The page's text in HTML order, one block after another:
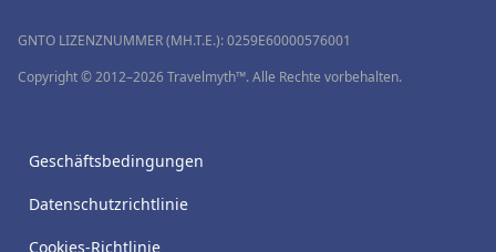
GNTO LIZENZNUMMER (MH.T.E.): 0259Ε60000576001
Copyright © 2012–2026 Travelmyth™. Alle Rechte vorbehalten.
Geschäftsbedingungen
Datenschutzrichtlinie
Cookies-Richtlinie